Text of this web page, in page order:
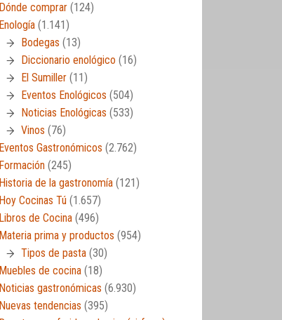
Dónde comprar (124)
Enología (1.141)
Bodegas (13)
Diccionario enológico (16)
El Sumiller (11)
Eventos Enológicos (504)
Noticias Enológicas (533)
Vinos (76)
Eventos Gastronómicos (2.762)
Formación (245)
Historia de la gastronomía (121)
Hoy Cocinas Tú (1.657)
Libros de Cocina (496)
Materia prima y productos (954)
Tipos de pasta (30)
Muebles de cocina (18)
Noticias gastronómicas (6.930)
Nuevas tendencias (395)